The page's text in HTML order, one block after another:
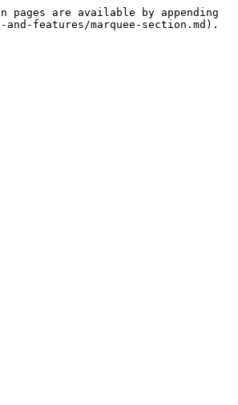
are available by appending
features/marquee-section.md).